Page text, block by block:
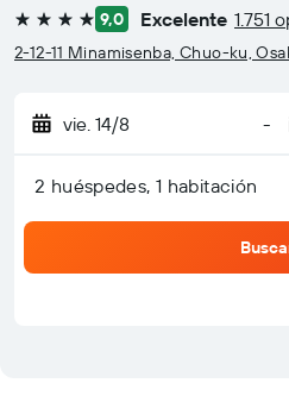
4 estrellas9,0 Excelente 1.751
2-12-11 Minamisenba, Chuo-ku,
vie. 14/8 -
2 huéspedes, 1 habitación